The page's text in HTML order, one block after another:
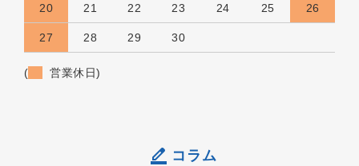
20 21 22 23 24 25 26
27 28 29 30
( 営業休日)
コラム